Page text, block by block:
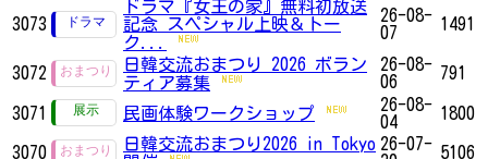
3073
ドラマ『女王の家』無料初放送
記念 スペシャル上映＆トー
ク...
26-08-
07
1491
3072
日韓交流おまつり 2026 ボラン
ティア募集
26-08-
06
791
3071 民画体験ワークショップ
26-08-
04
1800
3070
日韓交流おまつり2026 in Tokyo 26-07- 5106